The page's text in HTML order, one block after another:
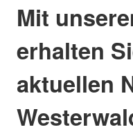
Mit
erhalten
aktuellen